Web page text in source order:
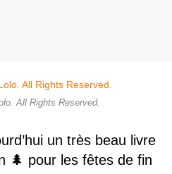
All Rights Reserved.
un très beau livre
🌲 pour les fêtes de fin